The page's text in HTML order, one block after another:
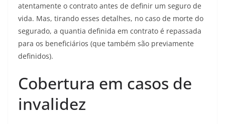
atentamente o contrato antes de definir um seguro de
vida. Mas, tirando esses detalhes, no caso de morte do
segurado, a quantia definida em contrato é repassada
para os beneficiários (que também são previamente
definidos).
Cobertura em casos de
invalidez